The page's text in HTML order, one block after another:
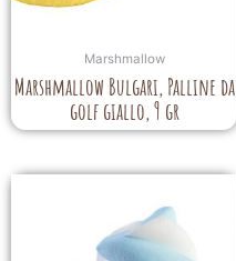
Marshmallow
Marshmallow Bulgari, Palline da
golf giallo, 9 gr